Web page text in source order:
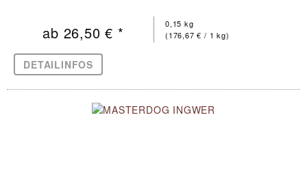
0,15 kg
(176,67 € / 1 kg)
ab 26,50 € *
DETAILINFOS